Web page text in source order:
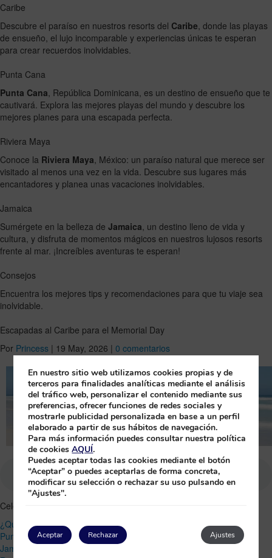
Caribe
Descubre el paraíso en nuestros resorts del Caribe , donde las playas
de ensueño, el lujo incomparable y experiencias únicas te esperan
para crear recuerdos inolvidables.
Punta Cana
Punta Cana , República Dominicana, es un destino de ensueño que te
cautivará. Explora las mejores playas del mundo y descubre los
mejores planes para una escapada perfecta.
Riviera Maya
Conoce la Riviera Maya , México: un paraíso natural que merece ser
visitado al menos una vez en la vida. Descubre sus lugares más
encantadores y planea unas vacaciones inolvidables.
Jamaica
Sumérgete en la belleza de Jamaica , un destino lleno de vida y
cultura, y disfruta de momentos mágicos en nuestros lujosos resorts
frente al mar. ¡Increíbles aventuras te esperan!
Consejos
Encuentra los mejores tips y recomendaciones para que tu viaje sea
inolvidable.
Escapadas al Caribe para el Memorial Day
Por Princess | 19 May, 2026 | 0 comentarios
Celebra el Memorial Day en el Caribe:
¿Qué es el Memorial Day?
Punta Cana: el Caribe con más desconexión
Jamaica: energía, naturaleza y experiencia
En nuestro sitio web utilizamos cookies propias y de
terceros para finalidades analíticas mediante el análisis
del tráfico web, personalizar el contenido mediante sus
preferencias, ofrecer funciones de redes sociales y
mostrarle publicidad personalizada en base a un perfil
elaborado a partir de sus hábitos de navegación.
Para más información puedes consultar nuestra política
de cookiesAQUÍ.
Puedes aceptar todas las cookies mediante el botón
“Aceptar” o puedes aceptarlas de forma concreta,
modificar su selección o rechazar su uso pulsando en
"Ajustes".
Aceptar Ajustes
Rechazar